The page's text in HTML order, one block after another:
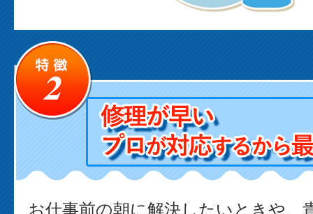
お仕事前の朝に解決したいときや、